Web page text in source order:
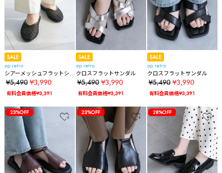
SALE
ap retro
シアーメッシュフラットシ
ューズ
¥5,490 ¥3,990
有料会員価格¥3,391
SALE
ap retro
クロスフラットサンダル
¥5,490 ¥3,990
有料会員価格¥3,391
SALE
ap retro
クロスフラットサンダル
¥5,490 ¥3,990
有料会員価格¥3,391
23%OFF 23%OFF 28%OFF